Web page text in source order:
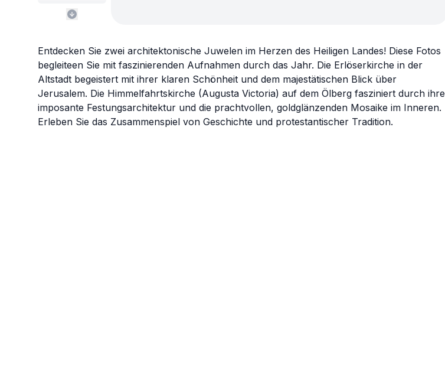
Entdecken Sie zwei architektonische Juwelen im Herzen des Heiligen Landes! Diese Fotos
begleiteen Sie mit faszinierenden Aufnahmen durch das Jahr. Die Erlöserkirche in der
Altstadt begeistert mit ihrer klaren Schönheit und dem majestätischen Blick über
Jerusalem. Die Himmelfahrtskirche (Augusta Victoria) auf dem Ölberg fasziniert durch ihre
imposante Festungsarchitektur und die prachtvollen, goldglänzenden Mosaike im Inneren.
Erleben Sie das Zusammenspiel von Geschichte und protestantischer Tradition.